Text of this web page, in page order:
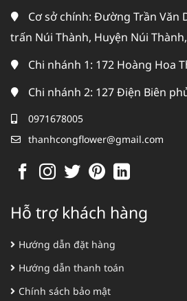
Cơ sở chính: Đường Trần Văn
trấn Núi Thành, Huyện Núi
Chi nhánh 1: 172 Hoàng Hoa
Chi nhánh 2: 127 Điện Biên
0971678005
thanhcongflower@gmail.com
Hỗ trợ khách hàng
Hướng dẫn đặt hàng
Hướng dẫn thanh toán
Chính sách bảo mật